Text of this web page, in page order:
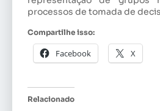
processos de tomada de
Compartilhe isso:
Facebook X
Relacionado